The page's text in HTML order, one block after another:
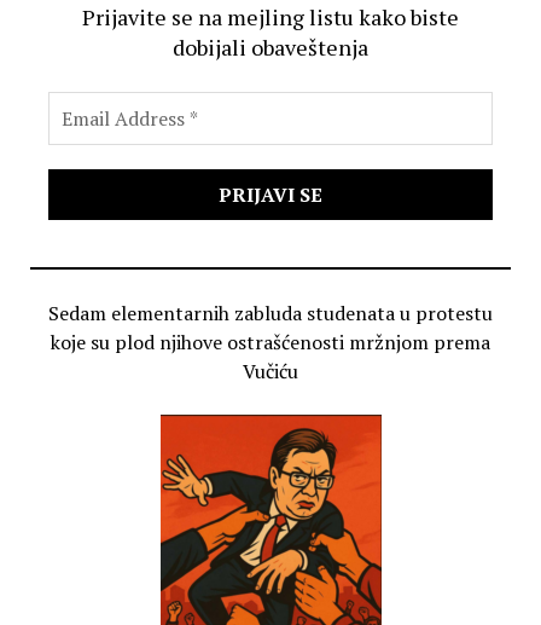
Prijavite se na mejling listu kako biste
dobijali obaveštenja
Sedam elementarnih zabluda studenata u protestu
koje su plod njihove ostrašćenosti mržnjom prema
Vučiću